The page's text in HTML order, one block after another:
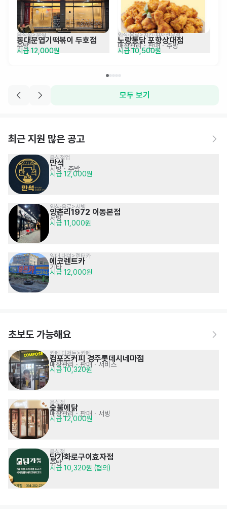
음식점>분식
동대문엽기떡볶이 두호점
주방
시급 12,000원
외식·음료>치킨·피자전문점
노랑통닭 포항상대점
매장관리 · 판매· 주방
시급 10,500원
모두 보기
최근 지원 많은 공고
음식점업
만석
서빙· 주방
시급 12,000원
외식·음료>서빙
양촌리1972 이동본점
서빙
시급 11,000원
임대,대여>렌터카
에코렌트카
기타
시급 12,000원
초보도 가능해요
카페,디저트>카페
컴포즈커피 경주롯데시네마점
매장관리 · 판매· 서비스
시급 10,320원
음식점
숯불에닭
매장관리 · 판매 · 서빙
시급 12,000원
음식점
담가화로구이효자점
주방
시급 10,320원 (협의)